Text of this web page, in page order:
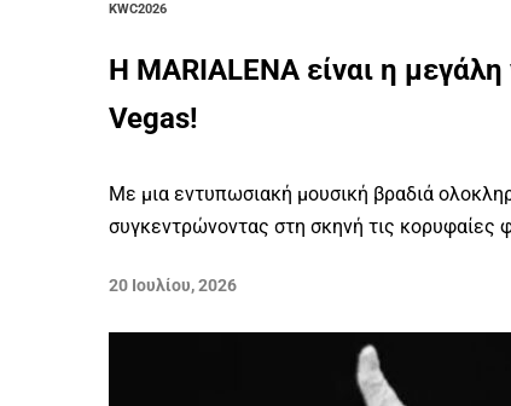
KWC2026
Η MARIALENA είναι η
Vegas!
Με μια εντυπωσιακή μουσική βραδιά
συγκεντρώνοντας στη σκηνή τις
20 Ιουλίου, 2026